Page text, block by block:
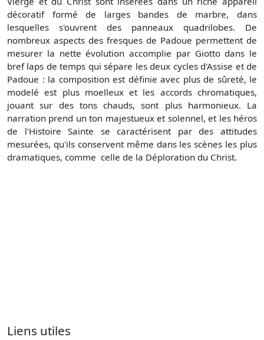
décoratif formé de larges bandes de marbre, dans
lesquelles s'ouvrent des panneaux quadrilobes. De
nombreux aspects des fresques de Padoue permettent de
mesurer la nette évolution accomplie par Giotto dans le
bref laps de temps qui sépare les deux cycles d'Assise et de
Padoue : la composition est définie avec plus de sûreté, le
modelé est plus moelleux et les accords chromatiques,
jouant sur des tons chauds, sont plus harmonieux. La
narration prend un ton majestueux et solennel, et les héros
de l'Histoire Sainte se caractérisent par des attitudes
mesurées, qu'ils conservent même dans les scènes les plus
dramatiques, comme celle de la Déploration du Christ.
Liens utiles